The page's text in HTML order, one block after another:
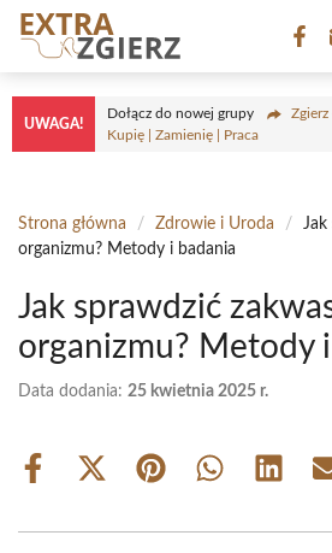
Przejdź
treści
UWAGA!
Dołącz do nowej grupy
Zgierz
Kupię | Zamienię | Praca
Strona główna / Zdrowie i Uroda /
Jak
organizmu? Metody i badania
Jak sprawdzić
organizmu? Metody
Data dodania: 25 kwietnia 2025 r.
Share
Share
(Twitter)
Share Share Share